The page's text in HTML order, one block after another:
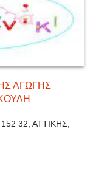
ΑΓΩΓΗΣ
32, ΑΤΤΙΚΗΣ,